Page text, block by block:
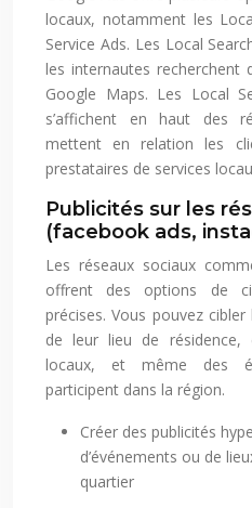
locaux, notamment les
Service Ads. Les Local
les internautes recherchent
Google Maps. Les Local
s’affichent en haut des
mettent en relation les
prestataires de services
Publicités sur les
(facebook ads,
Les réseaux sociaux
offrent des options de
précises. Vous pouvez
de leur lieu de résidence,
locaux, et même des
participent dans la région.
Créer des publicités
d’événements ou de
quartier